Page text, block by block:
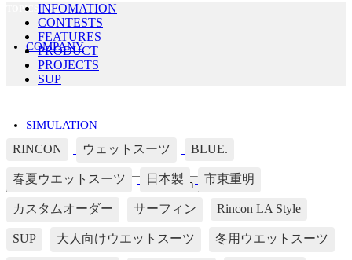
COMPANY
SIMULATION
TOPICS LISTINFOMATION
CONTESTS
FEATURES
PRODUCT
PROJECTS
SUP
RINCON ウェットスーツ BLUE.
春夏ウエットスーツ 日本製 市東重明
カスタムオーダー サーフィン Rincon LA Style
SUP 大人向けウエットスーツ 冬用ウエットスーツ